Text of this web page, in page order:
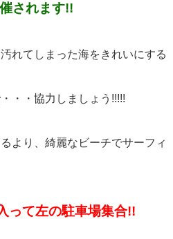
されます!!
れてしまった海をきれいにする
・・協力しましょう!!!!!
より、綺麗なビーチでサーフィ
って左の駐車場集合!!